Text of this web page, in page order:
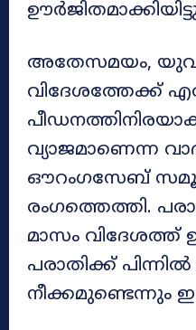
അതേസമയം,
വിദേശത്തേക്ക്
വ്യാജമാണെന്ന
ഔറംഗസേബ്
രംഗത്തെത്തി.
മാസം വിദേശത്ത്
പരാതിക്ക്
നീക്കമുണ്ടെന്നും